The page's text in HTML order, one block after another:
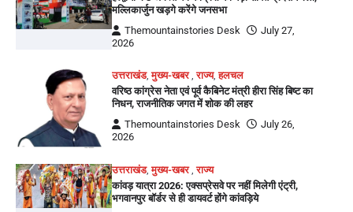
मल्लिकार्जुन खड़गे करेंगे जनसभा
Themountainstories Desk
July 27,
2026
उत्तराखंड,मुख्य-खबर,राज्य,हलचल
वरिष्ठ कांग्रेस नेता एवं पूर्व कैबिनेट मंत्री हीरा सिंह बिष्ट का
निधन, राजनीतिक जगत में शोक की लहर
Themountainstories Desk
July 26,
2026
उत्तराखंड,मुख्य-खबर,राज्य
कांवड़ यात्रा 2026: एक्सप्रेसवे पर नहीं मिलेगी एंट्री,
भगवानपुर बॉर्डर से ही डायवर्ट होंगे कांवड़िये